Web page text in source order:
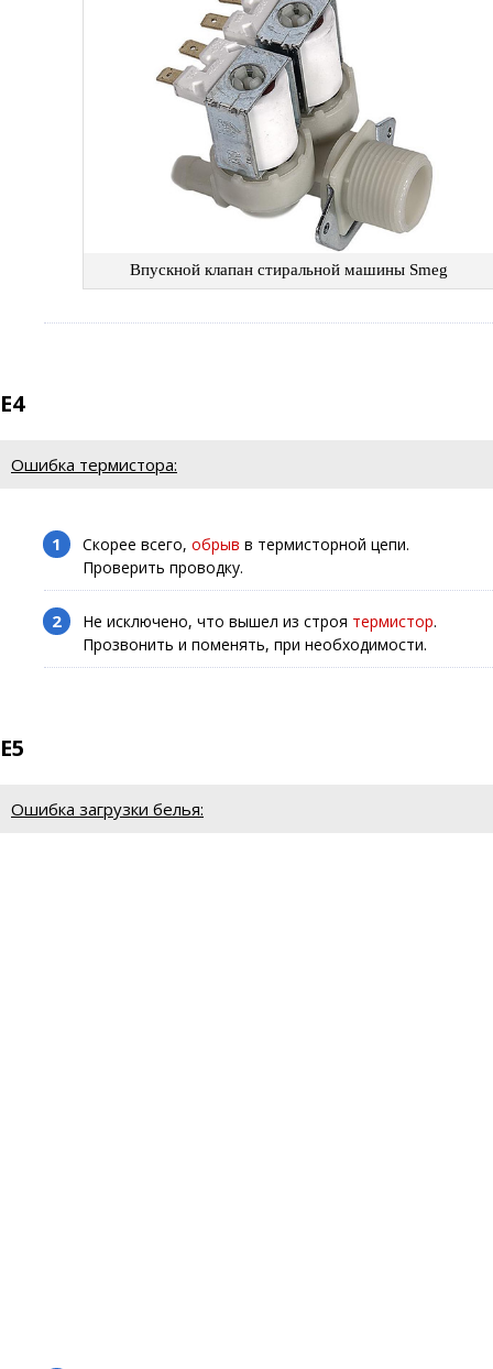
Впускной клапан стиральной машины Smeg
E4
Ошибка термистора:
Скорее всего, обрыв в термисторной цепи.
Проверить проводку.
Не исключено, что вышел из строя термистор.
Прозвонить и поменять, при необходимости.
E5
Ошибка загрузки белья: